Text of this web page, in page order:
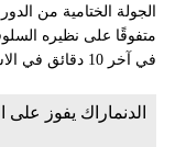
الجولة الختامية من
في آخر 10 دقائق في الاستفاقة لينتهي الشوط...